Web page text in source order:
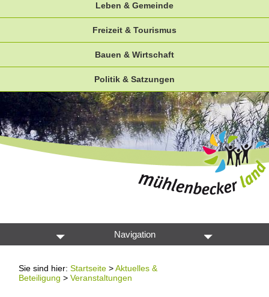
Leben & Gemeinde
Freizeit & Tourismus
Bauen & Wirtschaft
Politik & Satzungen
Navigation
Sie sind hier:Startseite >Aktuelles &
Beteiligung >Veranstaltungen